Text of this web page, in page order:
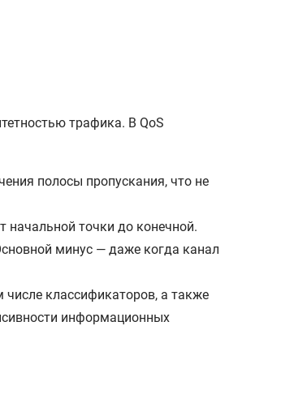
трафика. В QoS
полосы пропускания, что не
начальной точки до конечной.
минус — даже когда канал
классификаторов, а также
информационных